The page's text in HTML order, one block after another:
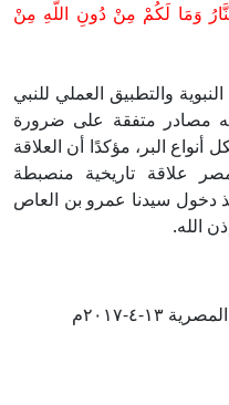
وَمَا لَكُمْ مِنْ دُونِ اللَّهِ مِنْ
والتطبيق العملي للنبي
متفقة على ضرورة
البر، مؤكدًا أن العلاقة
تاريخية منصبطة
سيدنا عمرو بن العاص
٢٠١٧م